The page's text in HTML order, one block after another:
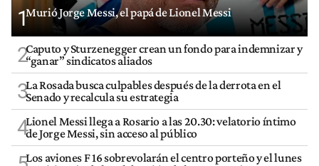
1Murió Jorge Messi, el papá de Lionel Messi
2Caputo y Sturzenegger crean un fondo para indemnizar y
“ganar” sindicatos aliados
3La Rosada busca culpables después de la derrota en el
Senado y recalcula su estrategia
4Lionel Messi llega a Rosario a las 20.30: velatorio íntimo
de Jorge Messi, sin acceso al público
Los aviones F 16 sobrevolarán el centro porteño y el lunes